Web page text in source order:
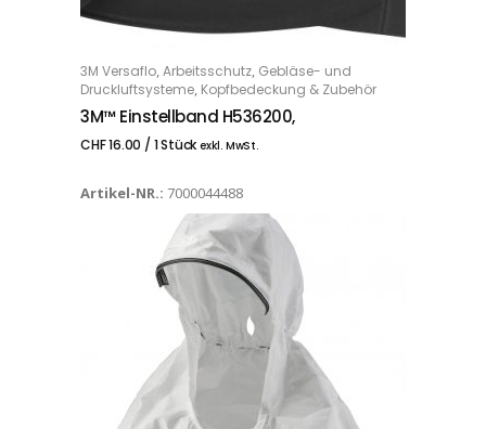
IN DEN WARENKORB
3M Versaflo,Arbeitsschutz, Gebläse- und
Druckluftsysteme, Kopfbedeckung & Zubehör
3M™ Einstellband H536200,
CHF16.00 / 1 Stückexkl. MwSt.
Artikel-NR.: 7000044488